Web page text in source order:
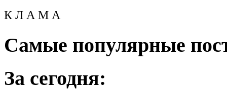
К Л А М А
Самые популярные
За сегодня: